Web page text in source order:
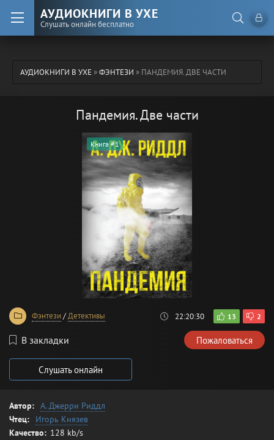
АУДИОКНИГИ В УХЕ
Слушать онлайн бесплатно
АУДИОКНИГИ В УХЕ»ФЭНТЕЗИ » ПАНДЕМИЯ. ДВЕ ЧАСТИ
Пандемия. Две части
Книга #1
Фэнтези /Детективы 22:20:30 13 2
В закладки Пожаловаться
Слушать онлайн
Автор: А. Джерри Риддл
Чтец:
Игорь Князев
Качество: 128 kb/s